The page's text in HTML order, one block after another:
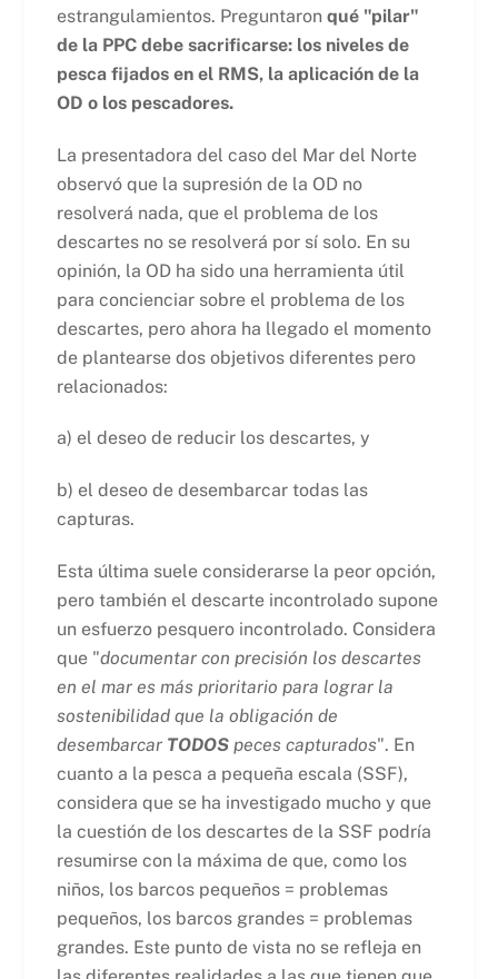
estrangulamientos. Preguntaron qué "pilar"
de la PPC debe sacrificarse: los niveles de
pesca fijados en el RMS, la aplicación de la
OD o los pescadores.
La presentadora del caso del Mar del Norte
observó que la supresión de la OD no
resolverá nada, que el problema de los
descartes no se resolverá por sí solo. En su
opinión, la OD ha sido una herramienta útil
para concienciar sobre el problema de los
descartes, pero ahora ha llegado el momento
de plantearse dos objetivos diferentes pero
relacionados:
a) el deseo de reducir los descartes, y
b) el deseo de desembarcar todas las
capturas.
Esta última suele considerarse la peor opción,
pero también el descarte incontrolado supone
un esfuerzo pesquero incontrolado. Considera
que "documentar con precisión los descartes
en el mar es más prioritario para lograr la
sostenibilidad que la obligación de
desembarcar TODOSpeces capturados". En
cuanto a la pesca a pequeña escala (SSF),
considera que se ha investigado mucho y que
la cuestión de los descartes de la SSF podría
resumirse con la máxima de que, como los
niños, los barcos pequeños = problemas
pequeños, los barcos grandes = problemas
grandes. Este punto de vista no se refleja en